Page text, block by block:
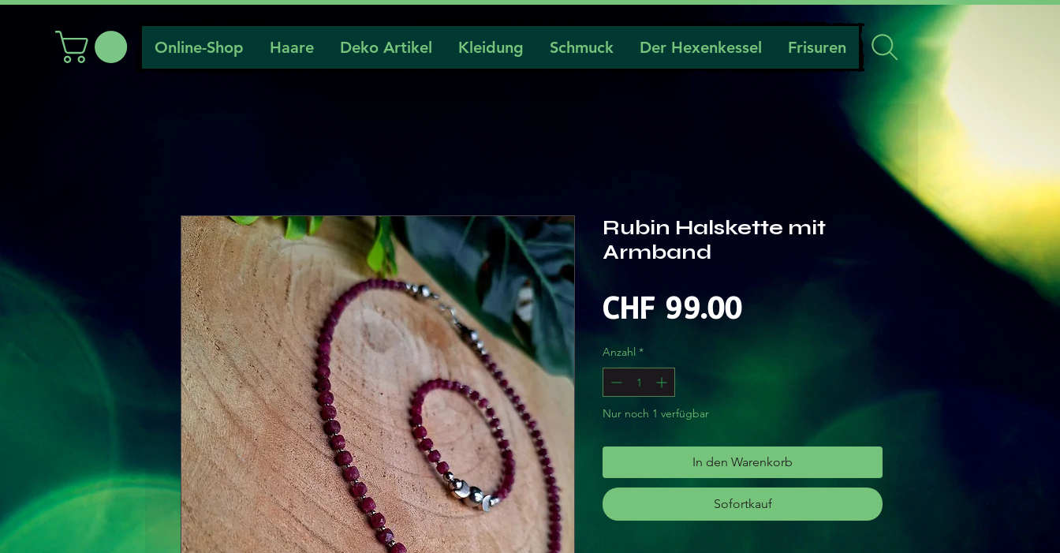
Online-Shop Haare Deko Artikel Kleidung Schmuck Der Hexenkessel Frisuren
Rubin Halskette mit
Armband
CHF 99.00Preis
Anzahl *
Nur noch 1 verfügbar
In den Warenkorb
Sofortkauf